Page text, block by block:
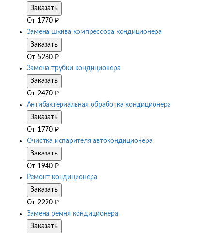
Заказать
От 1770 ₽
Замена шкива компрессора кондиционера
Заказать
От 5280 ₽
Замена трубки кондиционера
Заказать
От 2470 ₽
Антибактериальная обработка кондиционера
Заказать
От 1770 ₽
Очистка испарителя автокондиционера
Заказать
От 1940 ₽
Ремонт кондиционера
Заказать
От 2290 ₽
Замена ремня кондиционера
Заказать